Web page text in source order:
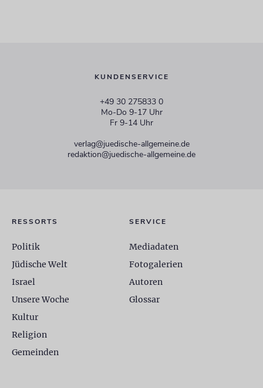
KUNDENSERVICE
+49 30 275833 0
Mo-Do 9-17 Uhr
Fr 9-14 Uhr
verlag@juedische-allgemeine.de
redaktion@juedische-allgemeine.de
RESSORTS
Politik
Jüdische Welt
Israel
Unsere Woche
Kultur
Religion
Gemeinden
SERVICE
Mediadaten
Fotogalerien
Autoren
Glossar